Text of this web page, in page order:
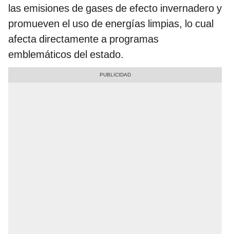
las emisiones de gases de efecto invernadero y
promueven el uso de energías limpias, lo cual
afecta directamente a programas
emblemáticos del estado.